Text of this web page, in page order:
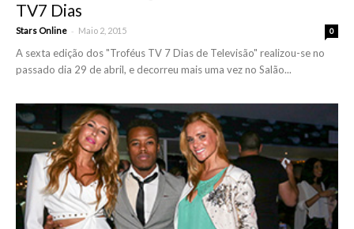
TV7 Dias
Stars Online - Maio 2, 2015 0
A sexta edição dos "Troféus TV 7 Dias de Televisão" realizou-se no
passado dia 29 de abril, e decorreu mais uma vez no Salão...